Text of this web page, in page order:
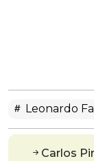
Leonardo
Carlos